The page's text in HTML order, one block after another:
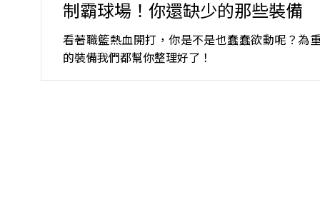
制霸球場！你還缺少的那些裝備
看著職籃熱血開打，你是不是也蠢蠢欲動呢？為
的裝備我們都幫你整理好了！